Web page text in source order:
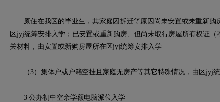
原住在我区的毕业生，其家庭因拆迁等原因尚未安置或未重新购
区jyj统筹安排入学；已安置或重新购房、但尚未取得房屋所有权证
关材料，由安置或新购房屋所在区jyj统筹安排入学；
（3）集体户或户籍空挂且家庭无房产等其它特殊情况，由区jyj
3.公办初中空余学额电脑派位入学